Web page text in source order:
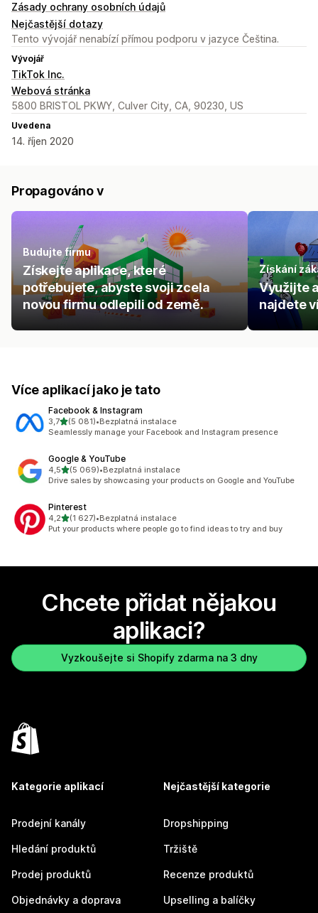
Zásady ochrany osobních údajů
Nejčastější dotazy
Tento vývojář nenabízí přímou podporu v jazyce Čeština.
Vývojář
TikTok Inc.
Webová stránka
5800 BRISTOL PKWY, Culver City, CA, 90230, US
Uvedena
14. říjen 2020
Propagováno v
Budujte firmu
Získejte aplikace, které
potřebujete, abyste svoji zcela
novou firmu odlepili od země.
Získání
Využijte
najdete
Více aplikací jako je tato
Facebook & Instagram
3,7z 5 hvězd
(5 081)
Celkový počet recenzí: 5081
•Bezplatná instalace
Seamlessly manage your Facebook and Instagram presence
Google & YouTube
4,5z 5 hvězd
(5 069)
Celkový počet recenzí: 5069
•Bezplatná instalace
Drive sales by showcasing your products on Google and YouTube
Pinterest
4,2z 5 hvězd
(1 627)
Celkový počet recenzí: 1627
•Bezplatná instalace
Put your products where people go to find ideas to try and buy
Chcete přidat nějakou
aplikaci?
Vyzkoušejte si Shopify zdarma na 3 dny
Kategorie aplikací
Prodejní kanály
Hledání produktů
Prodej produktů
Objednávky a doprava
Nejčastější kategorie
Dropshipping
Tržiště
Recenze produktů
Upselling a balíčky